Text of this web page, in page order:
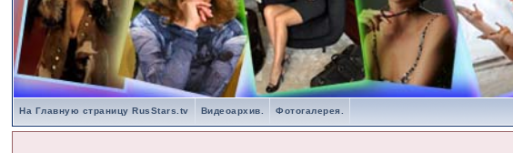
На Главную страницу RusStars.tv Видеоархив. Фотогалерея.